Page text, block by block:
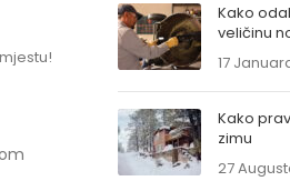
Kako
veličinu
17
Kako
zimu
27